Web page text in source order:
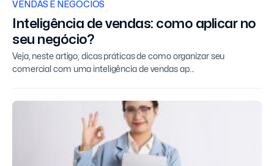
VENDAS E NEGÓCIOS
Inteligência de vendas: como aplicar no
seu negócio?
Veja, neste artigo, dicas práticas de como organizar seu
comercial com uma inteligência de vendas ap...